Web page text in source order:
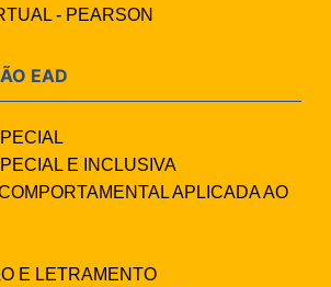
- PEARSON
EAD
E INCLUSIVA
APLICADA AO
E LETRAMENTO